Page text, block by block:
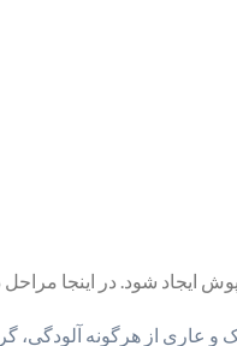
شود. در اینجا مراحل
از هرگونه آلودگی،